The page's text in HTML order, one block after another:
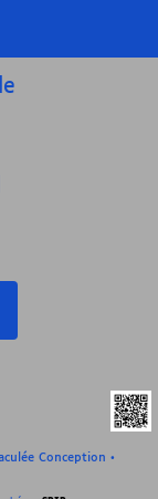
Conception •